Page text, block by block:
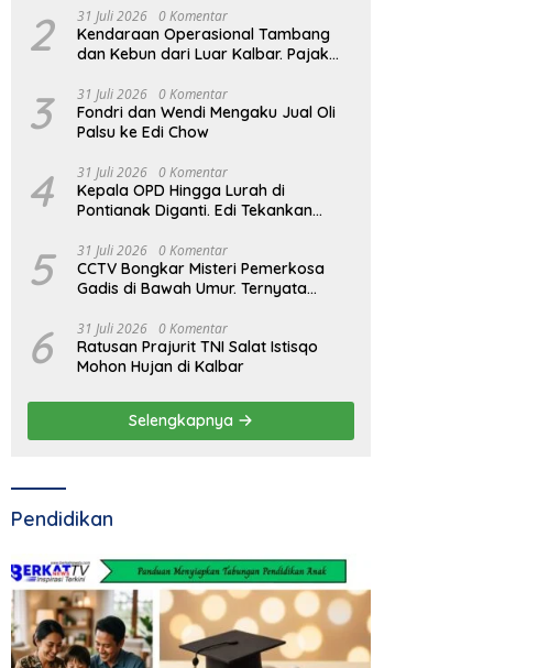
2 31 Juli 2026 0 Komentar
Kendaraan Operasional Tambang
dan Kebun dari Luar Kalbar. Pajak
3 31 Juli 2026 0 Komentar
Fondri dan Wendi Mengaku Jual Oli
Palsu ke Edi Chow
4 31 Juli 2026 0 Komentar
Kepala OPD Hingga Lurah di
Pontianak Diganti. Edi Tekankan
5 31 Juli 2026 0 Komentar
CCTV Bongkar Misteri Pemerkosa
Gadis di Bawah Umur. Ternyata
6 31 Juli 2026 0 Komentar
Ratusan Prajurit TNI Salat Istisqo
Mohon Hujan di Kalbar
Selengkapnya
Pendidikan